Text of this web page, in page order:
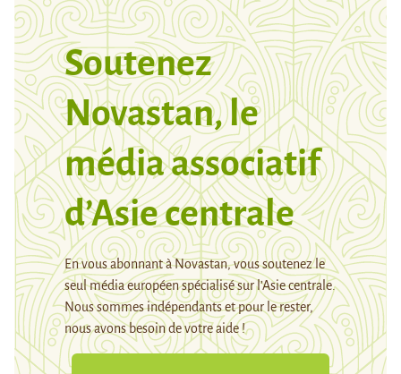
Soutenez
Novastan, le
média associatif
d’Asie centrale
En vous abonnant à Novastan, vous soutenez le
seul média européen spécialisé sur l’Asie centrale.
Nous sommes indépendants et pour le rester,
nous avons besoin de votre aide !